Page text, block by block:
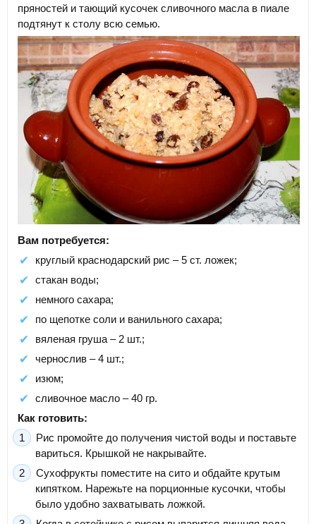
пряностей и тающий кусочек сливочного масла в пиале
подтянут к столу всю семью.
Вам потребуется:
круглый краснодарский рис – 5 ст. ложек;
стакан воды;
немного сахара;
по щепотке соли и ванильного сахара;
вяленая груша – 2 шт.;
чернослив – 4 шт.;
изюм;
сливочное масло – 40 гр.
Как готовить:
Рис промойте до получения чистой воды и поставьте
вариться. Крышкой не накрывайте.
Сухофрукты поместите на сито и обдайте крутым
кипятком. Нарежьте на порционные кусочки, чтобы
было удобно захватывать ложкой.